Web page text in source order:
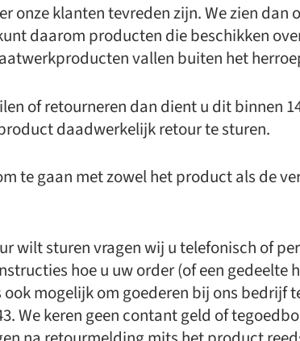
onze klanten tevreden zijn. We zien
daarom producten die beschikken
vallen buiten het
of retourneren dan dient u dit binnen
daadwerkelijk retour te sturen.
te gaan met zowel het product als de
wilt sturen vragen wij u telefonisch of
hoe u uw order (of een
mogelijk om goederen bij ons
We keren geen contant geld of